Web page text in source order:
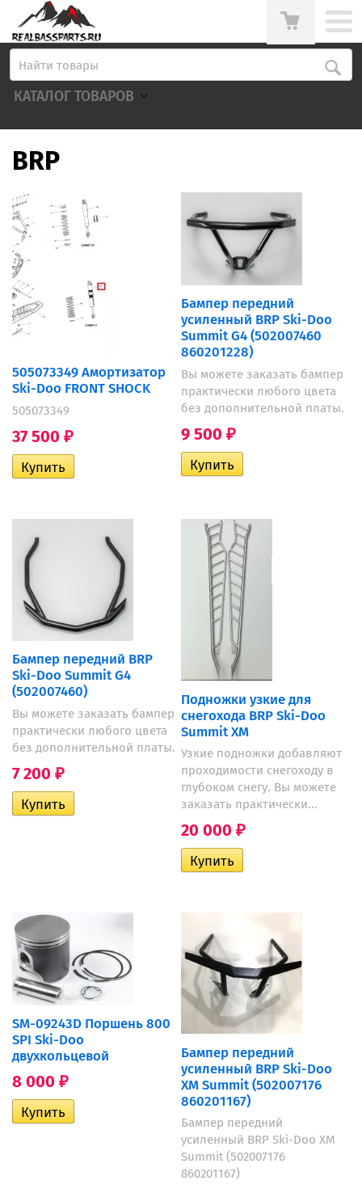
КАТАЛОГ ТОВАРОВ
BRP
505073349 Амортизатор
Ski-Doo FRONT SHOCK
505073349
37 500 ₽
Бампер передний
усиленный BRP Ski-Doo
Summit G4 (502007460
860201228)
Вы можете заказать бампер
практически любого цвета
без дополнительной платы.
9 500 ₽
Бампер передний BRP
Ski-Doo Summit G4
(502007460)
Вы можете заказать бампер
практически любого цвета
без дополнительной платы.
7 200 ₽
Подножки узкие для
снегохода BRP Ski-Doo
Summit XM
Узкие подножки добавляют
проходимости снегоходу в
глубоком снегу. Вы можете
заказать практически...
20 000 ₽
SM-09243D Поршень 800
SPI Ski-Doo
двухкольцевой
8 000 ₽
Бампер передний
усиленный BRP Ski-Doo
XM Summit (502007176
860201167)
Бампер передний
усиленный BRP Ski-Doo XM
Summit (502007176
860201167)